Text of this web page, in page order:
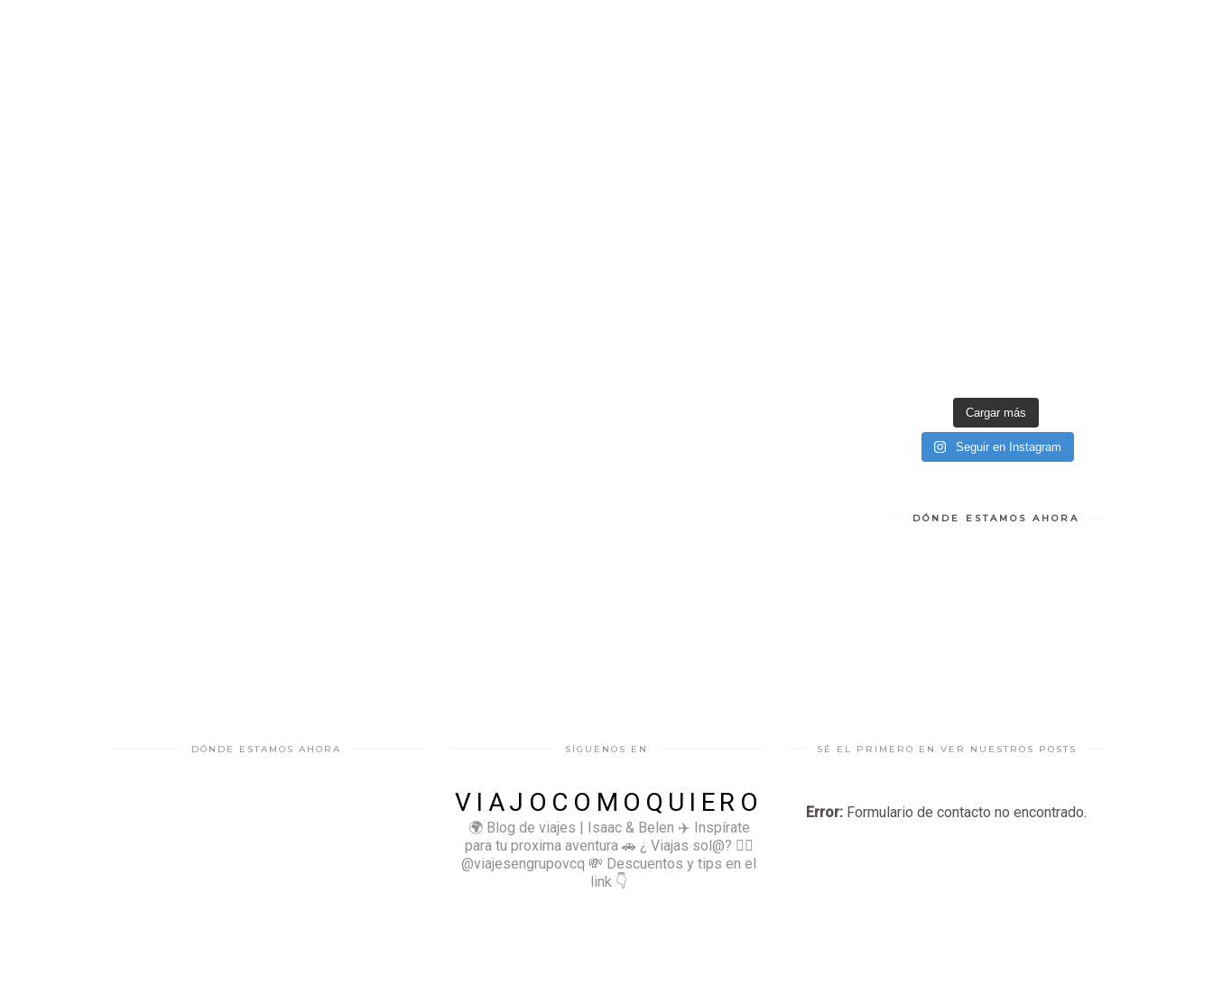
Cargar más
Seguir en Instagram
DÓNDE ESTAMOS AHORA
DÓNDE ESTAMOS AHORA SÍGUENOS EN
VIAJOCOMOQUIERO
🌍 Blog de viajes | Isaac & Belen ✈️ Inspírate
para tu proxima aventura 🚗 ¿ Viajas sol@? 👉🏻
@viajesengrupovcq 💸 Descuentos y tips en el
link 👇
SÉ EL PRIMERO EN VER NUESTROS POSTS
Error: Formulario de contacto no encontrado.